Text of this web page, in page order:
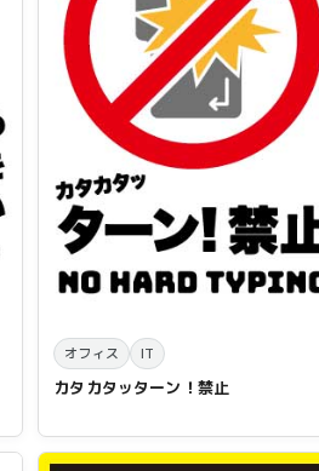
オフィス IT
カタカタッターン！禁止